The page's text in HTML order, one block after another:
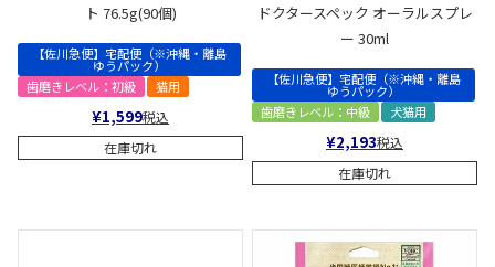
ト 76.5g(90個)
【佐川急便】宅配便（※沖縄・離島
ゆうパック）
歯磨きレベル：初級
猫用
¥1,599税込
在庫切れ
ドクタースペック オーラルスプレ
ー 30ml
【佐川急便】宅配便（※沖縄・離島
ゆうパック）
歯磨きレベル：中級
犬猫用
¥2,193税込
在庫切れ